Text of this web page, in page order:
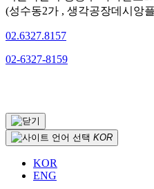
(성수동2가 , 생각공장데시앙
02.6327.8157
02-6327-8159
KOR
KOR
ENG